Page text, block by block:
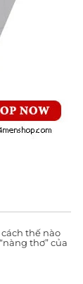
thế nào
thơ” của